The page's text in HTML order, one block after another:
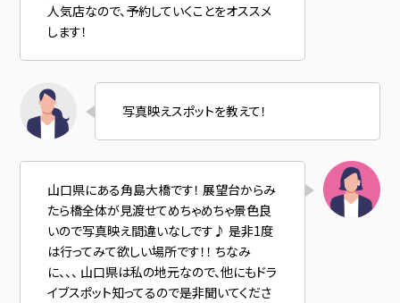
人気店なので、予約していくことをオススメ
します！
写真映えスポットを教えて！
山口県にある角島大橋です！ 展望台からみ
たら橋全体が見渡せてめちゃめちゃ景色良
いので写真映え間違いなしです♪ 是非1度
は行ってみて欲しい場所です！！ ちなみ
に、、、 山口県は私の地元なので、他にもドラ
イブスポット知ってるので是非聞いてくださ